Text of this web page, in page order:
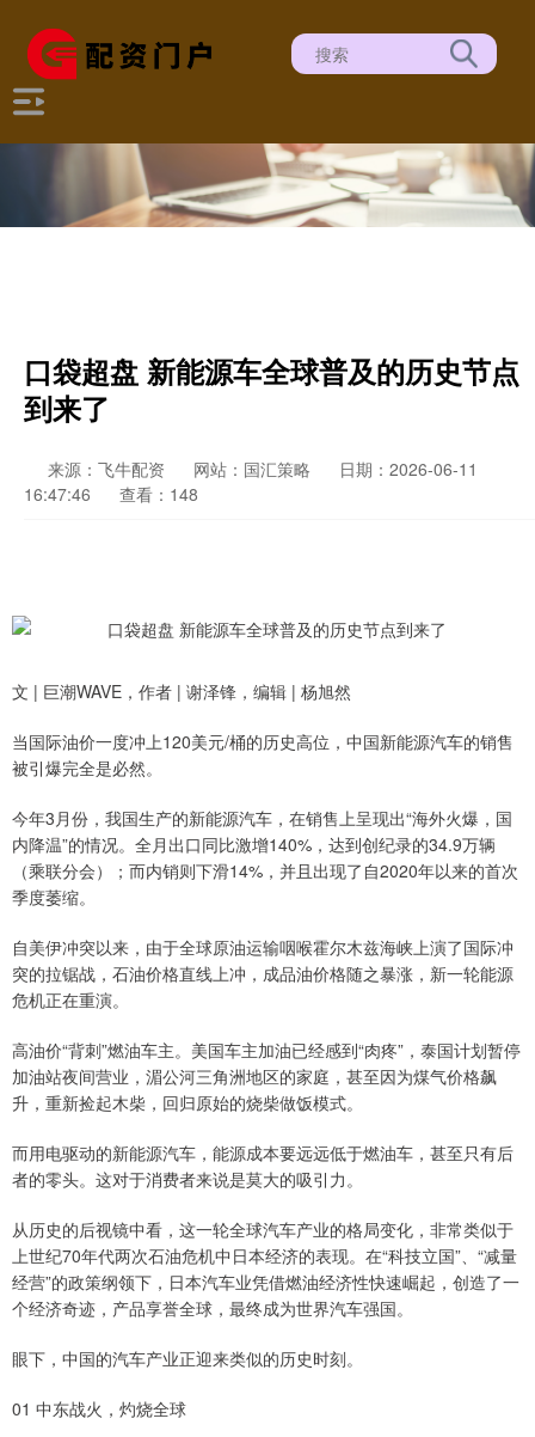
口袋超盘 新能源车全球普及的历史节点
到来了
来源：飞牛配资 网站：国汇策略
日期：2026-06-11
16:47:46
查看：148
文 | 巨潮WAVE，作者 | 谢泽锋，编辑 | 杨旭然
当国际油价一度冲上120美元/桶的历史高位，中国新能源汽车的销售
被引爆完全是必然。
今年3月份，我国生产的新能源汽车，在销售上呈现出“海外火爆，国
内降温”的情况。全月出口同比激增140%，达到创纪录的34.9万辆
（乘联分会）；而内销则下滑14%，并且出现了自2020年以来的首次
季度萎缩。
自美伊冲突以来，由于全球原油运输咽喉霍尔木兹海峡上演了国际冲
突的拉锯战，石油价格直线上冲，成品油价格随之暴涨，新一轮能源
危机正在重演。
高油价“背刺”燃油车主。美国车主加油已经感到“肉疼”，泰国计划暂停
加油站夜间营业，湄公河三角洲地区的家庭，甚至因为煤气价格飙
升，重新捡起木柴，回归原始的烧柴做饭模式。
而用电驱动的新能源汽车，能源成本要远远低于燃油车，甚至只有后
者的零头。这对于消费者来说是莫大的吸引力。
从历史的后视镜中看，这一轮全球汽车产业的格局变化，非常类似于
上世纪70年代两次石油危机中日本经济的表现。在“科技立国”、“减量
经营”的政策纲领下，日本汽车业凭借燃油经济性快速崛起，创造了一
个经济奇迹，产品享誉全球，最终成为世界汽车强国。
眼下，中国的汽车产业正迎来类似的历史时刻。
01 中东战火，灼烧全球